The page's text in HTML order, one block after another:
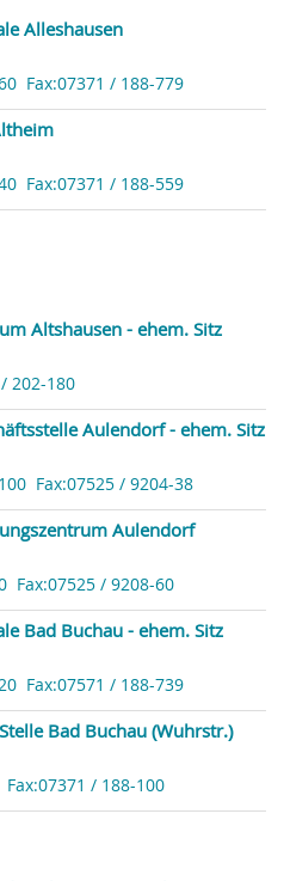
Alleshausen
Fax:07371 / 188-779
Fax:07371 / 188-559
Altshausen - ehem. Sitz
202-180
Aulendorf - ehem. Sitz
Fax:07525 / 9204-38
Aulendorf
Fax:07525 / 9208-60
Bad Buchau - ehem. Sitz
Fax:07571 / 188-739
Bad Buchau (Wuhrstr.)
Fax:07371 / 188-100